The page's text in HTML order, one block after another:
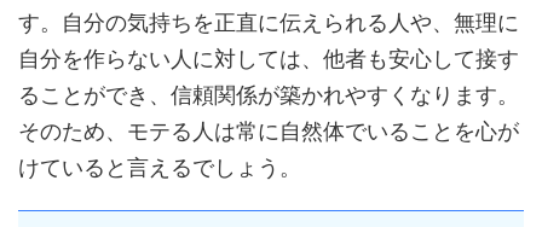
す。自分の気持ちを正直に伝えられる人や、無理に
自分を作らない人に対しては、他者も安心して接す
ることができ、信頼関係が築かれやすくなります。
そのため、モテる人は常に自然体でいることを心が
けていると言えるでしょう。